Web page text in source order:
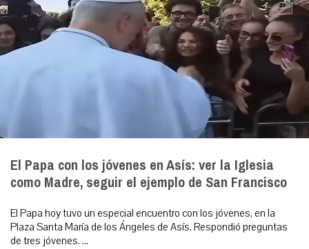
El Papa con los jóvenes en Asís: ver la Iglesia
como Madre, seguir el ejemplo de San Francisco
El Papa hoy tuvo un especial encuentro con los jóvenes, en la
Plaza Santa María de los Ángeles de Asís. Respondió preguntas
de tres jóvenes. ...